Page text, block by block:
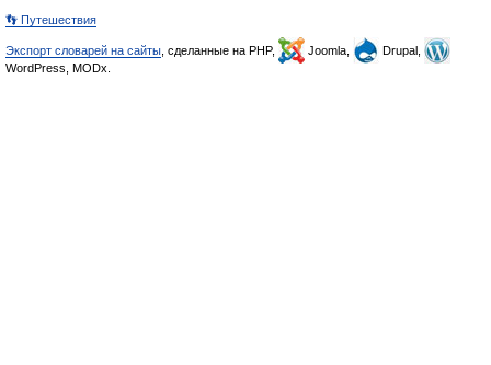
👣 Путешествия
Экспорт словарей на сайты , сделанные на PHP, Joomla,
Drupal,
WordPress, MODx.